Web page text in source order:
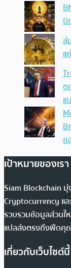
นิ
ล่
แ
ต
แ
ข
เป้าหมายของเรา
Siam Blockchain
Cryptocurrency แล
รวบรวมข้อมูลส่วนใ
แปลส่งตรงถึงฟีดคุ
เกี่ยวกับเว็บไซต์นี้